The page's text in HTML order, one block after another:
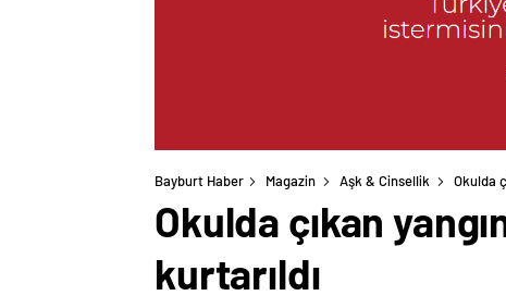
Bayburt Haber Magazin Aşk & Cinsellik Okulda
Okulda çıkan
kurtarıldı